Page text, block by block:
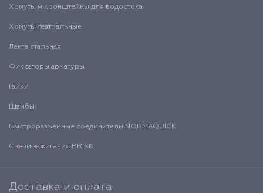
Хомуты и кронштейны для водостока
Хомуты театральные
Лента стальная
Фиксаторы арматуры
Гайки
Шайбы
Быстроразъемные соединители NORMAQUICK
Свечи зажигания BRISK
Доставка и оплата